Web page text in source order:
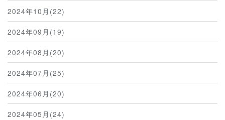
2024年10月(22)
2024年09月(19)
2024年08月(20)
2024年07月(25)
2024年06月(20)
2024年05月(24)